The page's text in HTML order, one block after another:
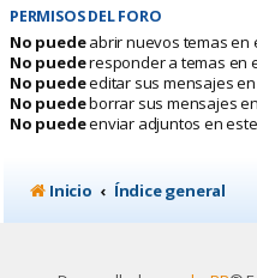
PERMISOS DEL FORO
No puedeabrir nuevos temas en
No puederesponder a temas en
No puedeeditar sus mensajes en
No puedeborrar sus mensajes
No puedeenviar adjuntos en
Inicio Índice general